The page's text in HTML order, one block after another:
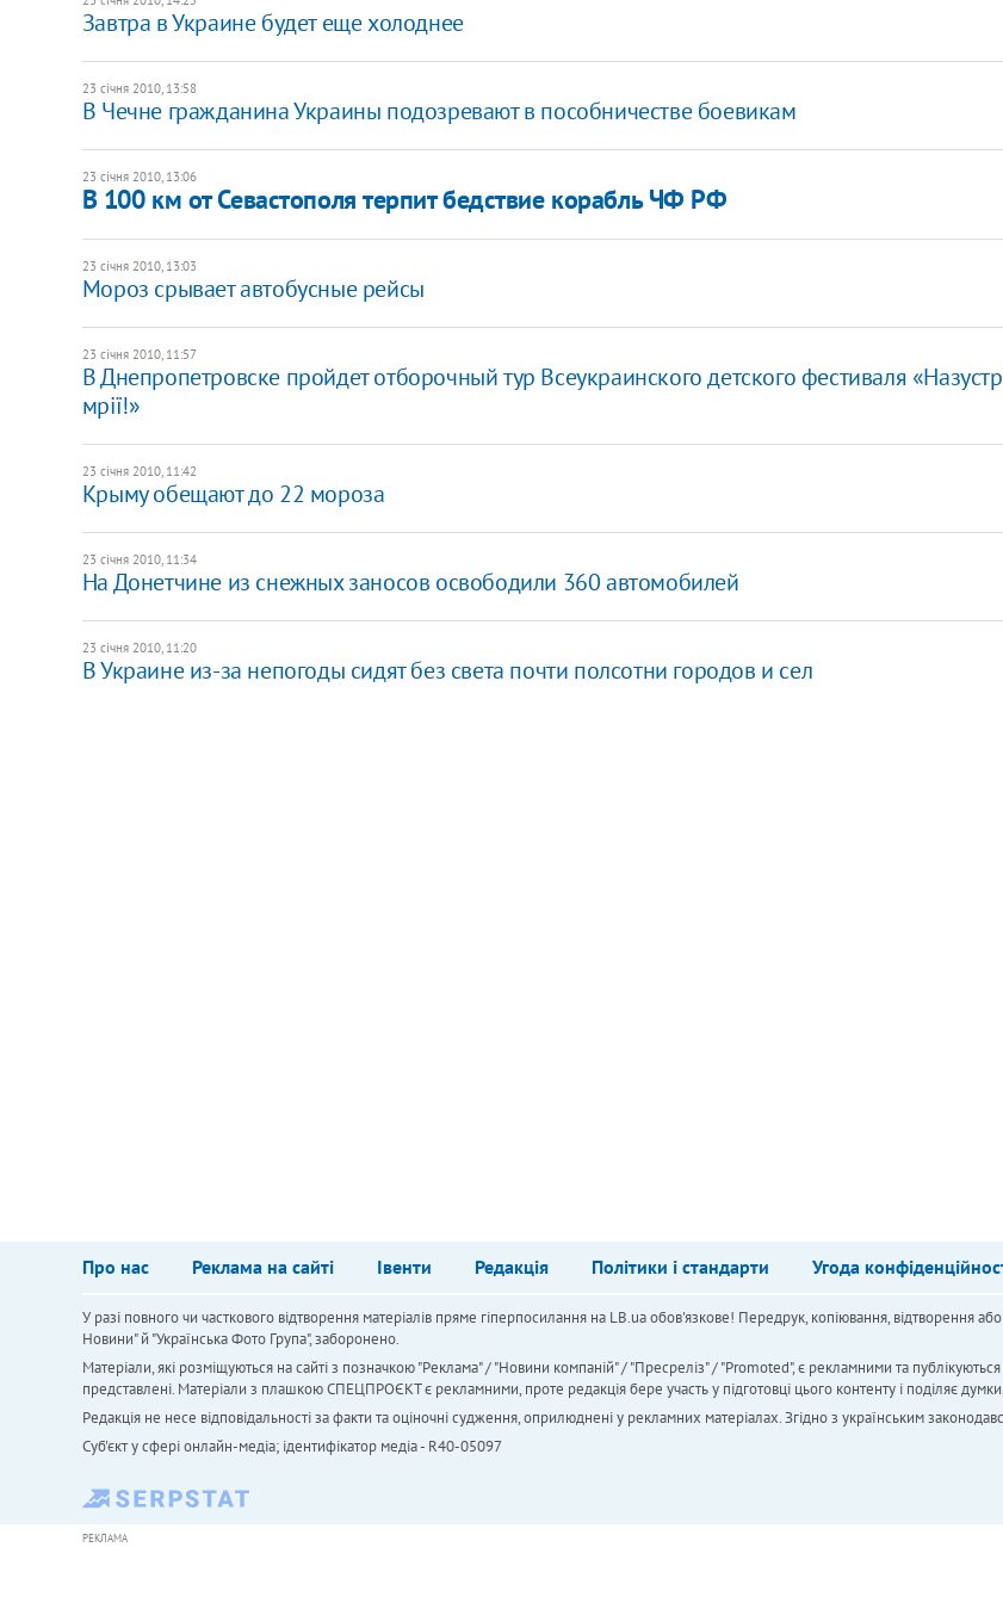
Завтра в Украине будет еще холоднее
23 січня 2010, 13:58
В Чечне гражданина Украины подозревают в пособничестве боевикам
23 січня 2010, 13:06
В 100 км от Севастополя терпит бедствие корабль ЧФ РФ
23 січня 2010, 13:03
Мороз срывает автобусные рейсы
23 січня 2010, 11:57
В Днепропетровске пройдет отборочный тур Всеукраинского детского фестиваля
мрії!»
23 січня 2010, 11:42
Крыму обещают до 22 мороза
23 січня 2010, 11:34
На Донетчине из снежных заносов освободили 360 автомобилей
23 січня 2010, 11:20
В Украине из-за непогоды сидят без света почти полсотни городов и сел
Про нас Реклама на сайті Івенти Редакція Політики і стандарти Угода
У разі повного чи часткового відтворення матеріалів пряме гіперпосилання на LB.ua обов'язкове! Передрук, копіювання, відтворення
Новини" й "Українська Фото Група", заборонено.
Матеріали, які розміщуються на сайті з позначкою "Реклама" / "Новини компаній" / "Пресреліз" / "Promoted", є рекламними та
представлені. Матеріали з плашкою СПЕЦПРОЄКТ є рекламними, проте редакція бере участь у підготовці цього контенту і поділяє
Редакція не несе відповідальності за факти та оціночні судження, оприлюднені у рекламних матеріалах. Згідно з українським
Cуб'єкт у сфері онлайн-медіа; ідентифікатор медіа - R40-05097
РЕКЛАМА